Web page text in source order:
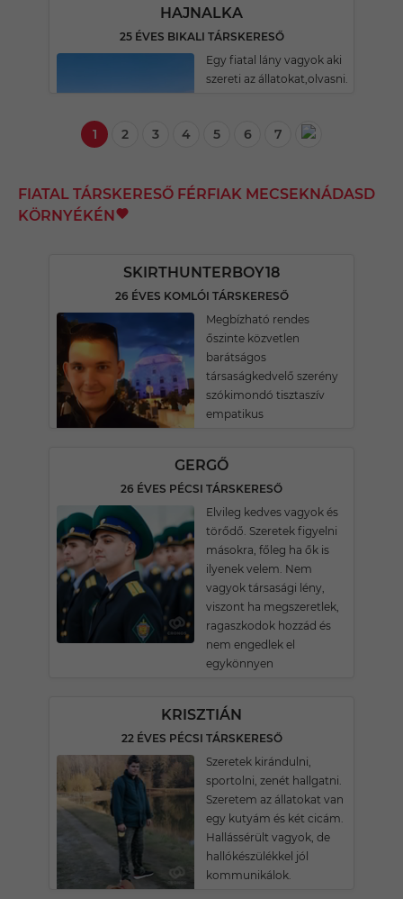
HAJNALKA
25 ÉVES BIKALI TÁRSKERESŐ
Egy fiatal lány vagyok aki
szereti az állatokat,olvasni.
1 2 3 4 5 6 7
FIATAL TÁRSKERESŐ FÉRFIAK MECSEKNÁDASD
KÖRNYÉKÉN
SKIRTHUNTERBOY18
26 ÉVES KOMLÓI TÁRSKERESŐ
Megbízható rendes
őszinte közvetlen
barátságos
társaságkedvelő szerény
szókimondó tisztaszív
empatikus
GERGŐ
26 ÉVES PÉCSI TÁRSKERESŐ
Elvileg kedves vagyok és
törődő. Szeretek figyelni
másokra, főleg ha ők is
ilyenek velem. Nem
vagyok társasági lény,
viszont ha megszeretlek,
ragaszkodok hozzád és
nem engedlek el
egykönnyen
KRISZTIÁN
22 ÉVES PÉCSI TÁRSKERESŐ
Szeretek kirándulni,
sportolni, zenét hallgatni.
Szeretem az állatokat van
egy kutyám és két cicám.
Hallássérült vagyok, de
hallókészülékkel jól
kommunikálok.